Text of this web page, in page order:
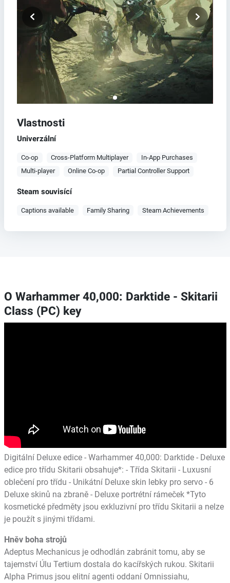
Vlastnosti
Univerzální
Co-op Cross-Platform Multiplayer
In-App Purchases
Multi-player
Online Co-op Partial Controller Support
Steam souvisící
Captions available Family Sharing Steam Achievements
O Warhammer 40,000: Darktide - Skitarii
Class (PC) key
Digitální Deluxe edice - Warhammer 40,000: Darktide - Deluxe
edice pro třídu Skitarii obsahuje*: - Třída Skitarii - Luxusní
oblečení pro třídu - Unikátní Deluxe skin lebky pro servo - 6
Deluxe skinů na zbraně - Deluxe portrétní rámeček *Tyto
kosmetické předměty jsou exkluzivní pro třídu Skitarii a nelze
je použít s jinými třídami.
Hněv boha strojů
Adeptus Mechanicus je odhodlán zabránit tomu, aby se
tajemství Úlu Tertium dostala do kacířských rukou. Skitarii
Alpha Primus jsou elitní agenti oddaní Omnissiahu,